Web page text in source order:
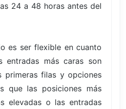
24 a 48 horas antes del
es ser flexible en cuanto
entradas más caras son
primeras filas y opciones
que las posiciones más
elevadas o las entradas